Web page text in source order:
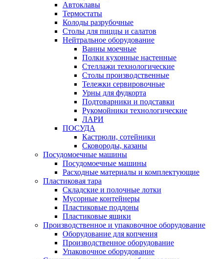
Автоклавы
Термостаты
Колоды разрубочные
Столы для пиццы и салатов
Нейтральное оборудование
Ванны моечные
Полки кухонные настенные
Стеллажи технологические
Столы производственные
Тележки сервировочные
Урны для фудкорта
Подтоварники и подставки
Рукомойники технологические
ЛАРИ
ПОСУДА
Кастрюли, сотейники
Сковороды, казаны
Посудомоечные машины
Посудомоечные машины
Расходные материалы и комплектующие
Пластиковая тара
Складские и полочные лотки
Мусорные контейнеры
Пластиковые поддоны
Пластиковые ящики
Производственное и упаковочное оборудование
Оборудование для копчения
Производственное оборудование
Упаковочное оборудование